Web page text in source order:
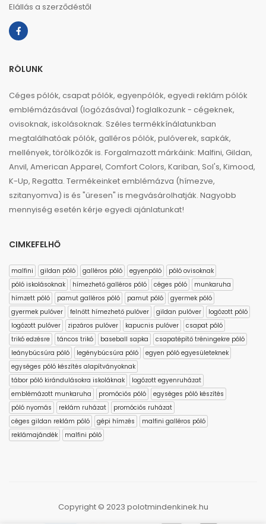
Elállás a szerződéstől
RÓLUNK
Céges pólók, csapat pólók, egyenpólók, egyedi reklám pólók
emblémázásával (logózásával) foglalkozunk - cégeknek,
ovisoknak, iskolásoknak. Széles termékkínálatunkban
megtalálhatóak pólók, galléros pólók, pulóverek, sapkák,
mellények, törölközők is. Forgalmazott márkáink: Malfini, Gildan,
Anvil, American Apparel, Comfort Colors, Kariban, Sol's, Kimood,
K-Up, Regatta. Termékeinket emblémázva (hímezve,
szitanyomva) is és "üresen" is megvásárolhatják. Nagyobb
mennyiség esetén kérje egyedi ajánlatunkat!
CIMKEFELHŐ
malfini gildan póló galléros póló egyenpóló
póló ovisoknak
póló iskolásoknak
hímezhető galléros póló céges póló
munkaruha
hímzett póló
pamut galléros póló pamut póló
gyermek póló
gyermek pulóver
felnőtt hímezhető pulóver gildan pulóver
logózott póló
logózott pulóver
zipzáros pulóver kapucnis pulóver
csapat póló
trikó edzésre
táncos trikó baseball sapka
csapatépítő tréningekre póló
leánybúcsúra póló
legénybúcsúra póló
egyen póló egyesületeknek
egységes póló készítés alapítványoknak
tábor póló kirándulásokra iskoláknak
logózott egyenruházat
emblémázott munkaruha
promóciós póló
egységes póló készítés
póló nyomás
reklám ruházat
promóciós ruházat
céges gildan reklám póló
gépi hímzés
malfini galléros póló
reklámajándék
malfini póló
Copyright © 2023 polotmindenkinek.hu